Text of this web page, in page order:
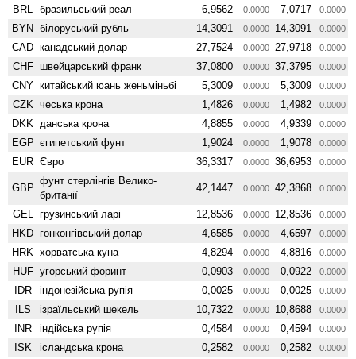
BRL бразильський реал 6,9562 0.0000 7,0717 0.0000
BYN білоруський рубль 14,3091 0.0000 14,3091 0.0000
CAD канадський долар 27,7524 0.0000 27,9718 0.0000
CHF швейцарський франк 37,0800 0.0000 37,3795 0.0000
CNY китайський юань женьмiньбi 5,3009 0.0000 5,3009 0.0000
CZK чеська крона 1,4826 0.0000 1,4982 0.0000
DKK данська крона 4,8855 0.0000 4,9339 0.0000
EGP єгипетський фунт 1,9024 0.0000 1,9078 0.0000
EUR Євро 36,3317 0.0000 36,6953 0.0000
GBP
фунт стерлінгів Велико­
британії
42,1447 0.0000 42,3868 0.0000
GEL грузинський ларі 12,8536 0.0000 12,8536 0.0000
HKD гонконгівський долар 4,6585 0.0000 4,6597 0.0000
HRK хорватська куна 4,8294 0.0000 4,8816 0.0000
HUF угорський форинт 0,0903 0.0000 0,0922 0.0000
IDR індонезійська рупія 0,0025 0.0000 0,0025 0.0000
ILS ізраїльський шекель 10,7322 0.0000 10,8688 0.0000
INR індійська рупія 0,4584 0.0000 0,4594 0.0000
ISK ісландська крона 0,2582 0.0000 0,2582 0.0000